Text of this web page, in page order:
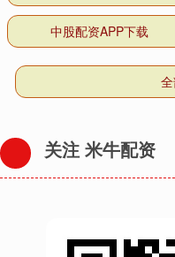
中股配资APP下载
关注 米牛配资